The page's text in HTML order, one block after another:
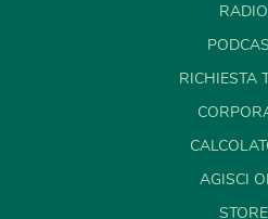
RADIO
RICHIESTA
AGISCI
STORE